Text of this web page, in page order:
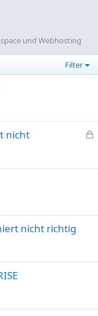
und Webhosting
Filter
p
nicht
nicht richtig